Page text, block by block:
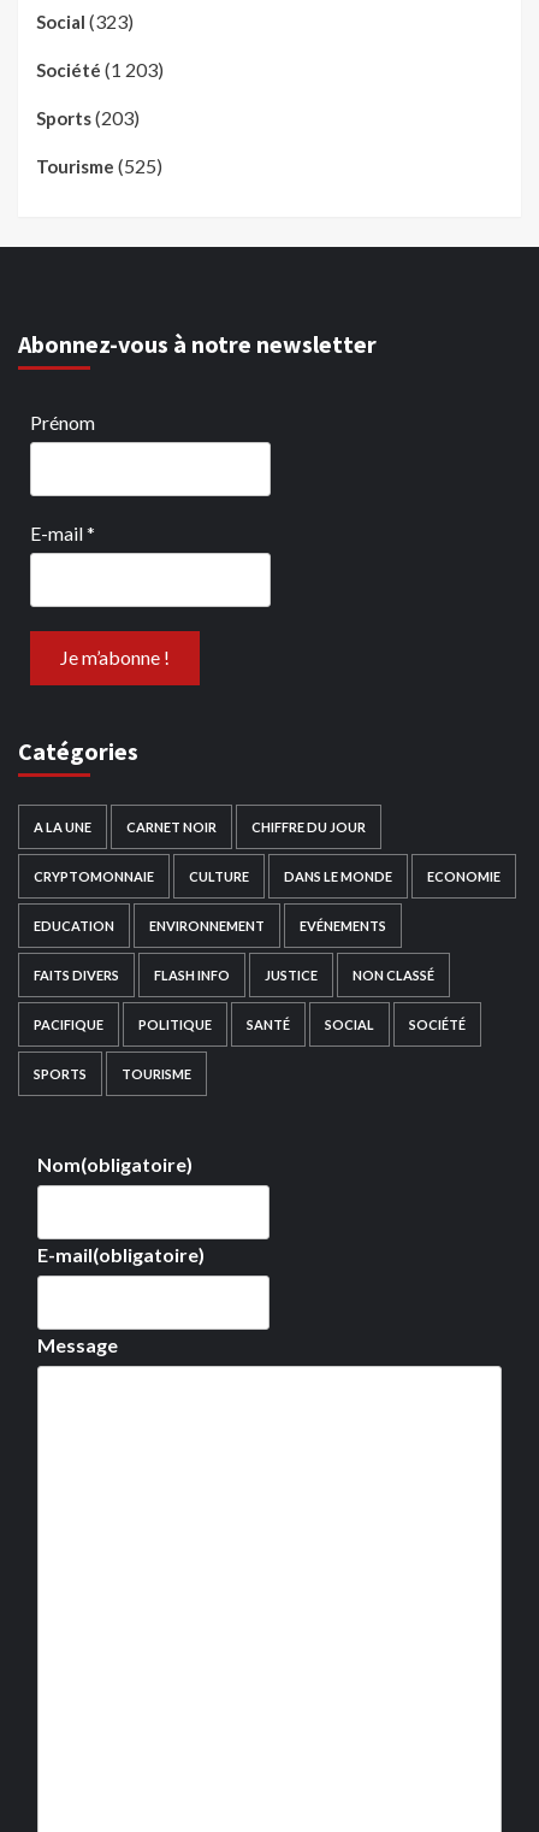
Social (323)
Société (1 203)
Sports(203)
Tourisme (525)
Abonnez-vous à notre newsletter
Prénom
E-mail*
Catégories
A LA UNE CARNET NOIR CHIFFRE DU JOUR
CRYPTOMONNAIE CULTURE DANS LE MONDE ECONOMIE
EDUCATION ENVIRONNEMENT EVÉNEMENTS
FAITS DIVERS FLASH INFO JUSTICE NON CLASSÉ
PACIFIQUE POLITIQUE SANTÉ SOCIAL SOCIÉTÉ
SPORTS TOURISME
Nom(obligatoire)
E-mail(obligatoire)
Message